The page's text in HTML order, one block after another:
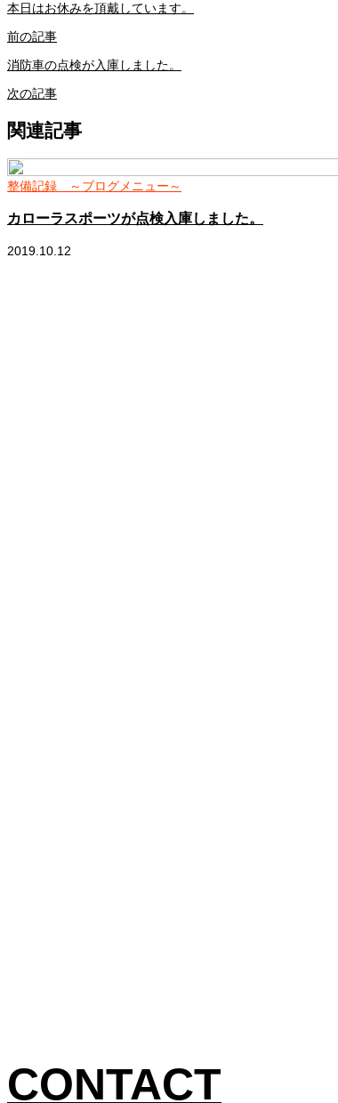
本日はお休みを頂戴しています。
前の記事
消防車の点検が入庫しました。
次の記事
関連記事
整備記録 ～ブログメニュー～
カローラスポーツが点検入庫しました。
2019.10.12
CONTACT